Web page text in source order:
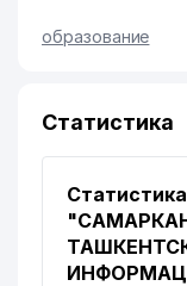
образование
Статистика